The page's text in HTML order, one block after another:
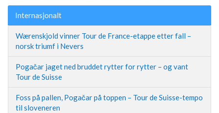
Internasjonalt
Wærenskjold vinner Tour de France-etappe etter fall –
norsk triumf i Nevers
Pogačar jaget ned bruddet rytter for rytter – og vant
Tour de Suisse
Foss på pallen, Pogačar på toppen – Tour de Suisse-tempo
til sloveneren